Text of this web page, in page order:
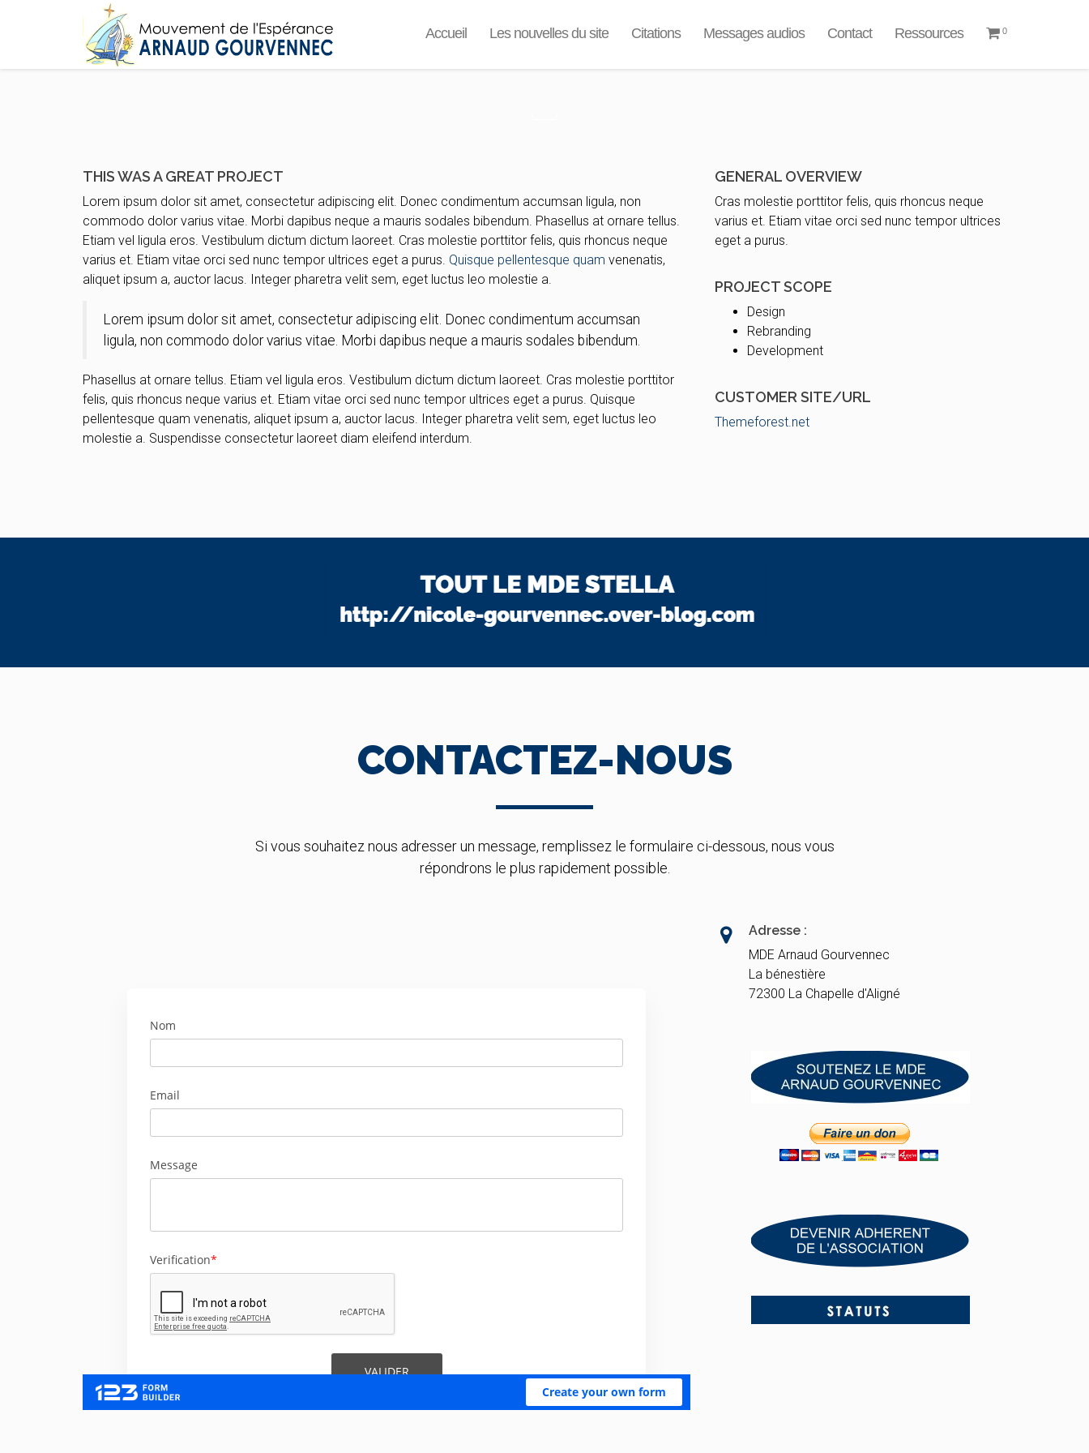
Accueil Les nouvelles du site Citations Messages audios Contact Ressources 0
THIS WAS A GREAT PROJECT
Lorem ipsum dolor sit amet, consectetur adipiscing elit. Donec condimentum accumsan ligula, non
commodo dolor varius vitae. Morbi dapibus neque a mauris sodales bibendum. Phasellus at ornare tellus.
Etiam vel ligula eros. Vestibulum dictum dictum laoreet. Cras molestie porttitor felis, quis rhoncus neque
varius et. Etiam vitae orci sed nunc tempor ultrices eget a purus. Quisque pellentesque quam venenatis,
aliquet ipsum a, auctor lacus. Integer pharetra velit sem, eget luctus leo molestie a.
Lorem ipsum dolor sit amet, consectetur adipiscing elit. Donec condimentum accumsan
ligula, non commodo dolor varius vitae. Morbi dapibus neque a mauris sodales bibendum.
Phasellus at ornare tellus. Etiam vel ligula eros. Vestibulum dictum dictum laoreet. Cras molestie porttitor
felis, quis rhoncus neque varius et. Etiam vitae orci sed nunc tempor ultrices eget a purus. Quisque
pellentesque quam venenatis, aliquet ipsum a, auctor lacus. Integer pharetra velit sem, eget luctus leo
molestie a. Suspendisse consectetur laoreet diam eleifend interdum.
GENERAL OVERVIEW
Cras molestie porttitor felis, quis rhoncus neque
varius et. Etiam vitae orci sed nunc tempor ultrices
eget a purus.
PROJECT SCOPE
Design
Rebranding
Development
CUSTOMER SITE/URL
Themeforest.net
CONTACTEZ-NOUS
Si vous souhaitez nous adresser un message, remplissez le formulaire ci-dessous, nous vous
répondrons le plus rapidement possible.
Adresse :
MDE Arnaud Gourvennec
La bénestière
72300 La Chapelle d'Aligné